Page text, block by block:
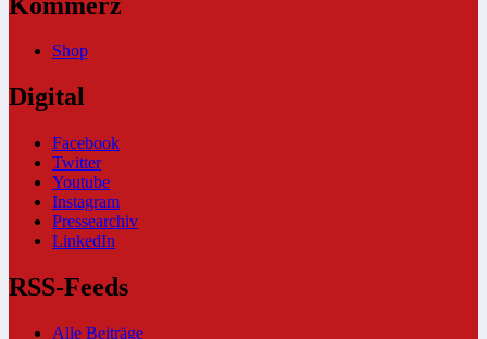
Shop
Digital
Facebook
Twitter
Youtube
Instagram
Pressearchiv
LinkedIn
RSS-Feeds
Alle Beiträge